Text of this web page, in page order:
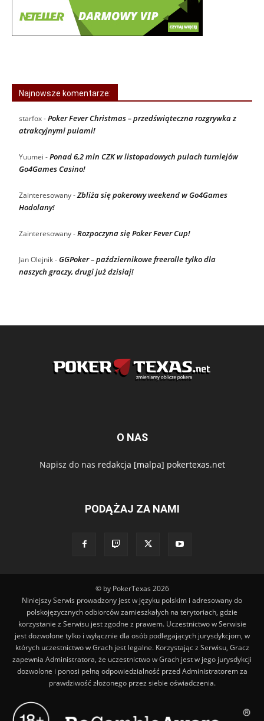
Najnowsze komentarze:
starfox-Poker Fever Christmas – przedświąteczna rozgrywka z
atrakcyjnymi pulami!
Yuumei -Ponad 6,2 mln CZK w listopadowych pulach turniejów
Go4Games Casino!
Zainteresowany-Zbliża się pokerowy weekend w Go4Games
Hodolany!
Zainteresowany-Rozpoczyna się Poker Fever Cup!
Jan Olejnik-GGPoker – październikowe freerolle tylko dla
naszych graczy, drugi już dzisiaj!
O NAS
Napisz do nas redakcja [malpa] pokertexas.net
PODĄŻAJ ZA NAMI
© by PokerTexas 2026
Niniejszy Serwis prowadzony jest w języku polskim i adresowany do
polskojęzycznych odbiorców zamieszkałych na terytoriach, gdzie
korzystanie z Serwisu jest zgodne z prawem. Uczestnictwo w Serwisie
jest dozwolone tylko i wyłącznie dla osób podlegających jurysdykcjom, w
których uczestnictwo w Grach jest legalne. Korzystając z Serwisu, Gracz
zapewnia Administratora, że uczestnictwo w Grach jest w jego jurysdykcji
dozwolone i ponosi pełną odpowiedzialność przed Administratorem za
prawdziwość złożonego przez siebie oświadczenia.